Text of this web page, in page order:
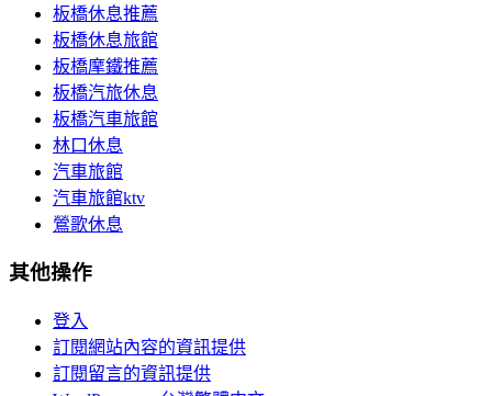
板橋休息推薦
板橋休息旅館
板橋摩鐵推薦
板橋汽旅休息
板橋汽車旅館
林口休息
汽車旅館
汽車旅館ktv
鶯歌休息
其他操作
登入
訂閱網站內容的資訊提供
訂閱留言的資訊提供